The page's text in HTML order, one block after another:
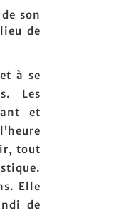
son
de
à se
Les
et
tout
Elle
de